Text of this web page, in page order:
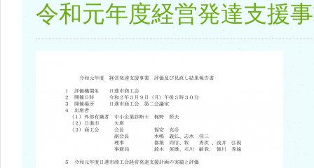
令和元年度経営発達支援